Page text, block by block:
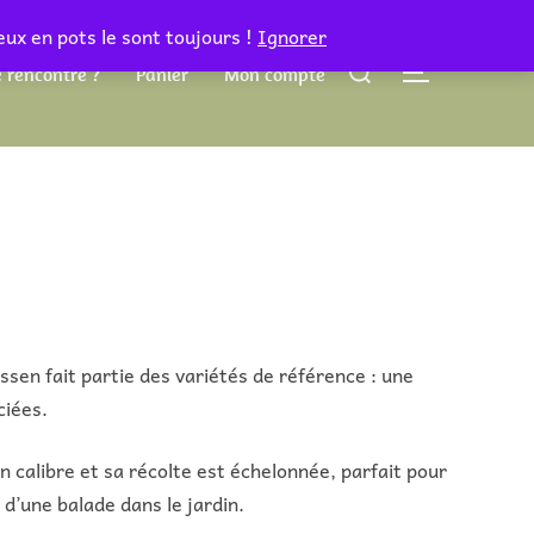
en pots le sont toujours ! Ignorer
rencontre ? Panier Mon compte
fait partie des variétés de référence : une
calibre et sa récolte est échelonnée, parfait pour
balade dans le jardin.